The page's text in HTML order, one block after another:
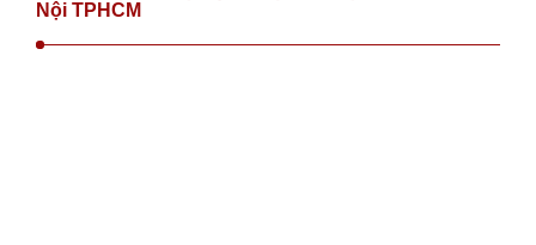
Nội TPHCM